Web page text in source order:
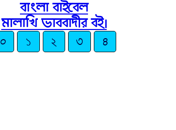
বাংলা বাইবেল
মালাখি ভাববাদীর বই।
০ ১ ২ ৩ ৪